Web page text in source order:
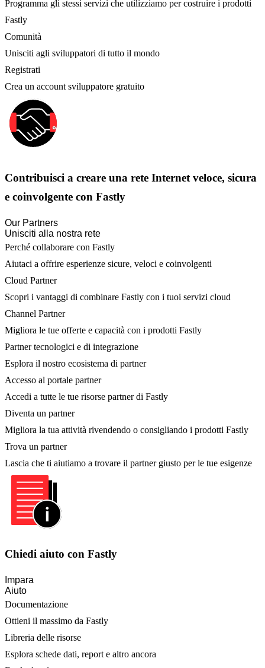
Programma gli stessi servizi che utilizziamo per costruire i prodotti
Fastly
Comunità
Unisciti agli sviluppatori di tutto il mondo
Registrati
Crea un account sviluppatore gratuito
Contribuisci a creare una rete Internet veloce, sicura
e coinvolgente con Fastly
Our Partners
Unisciti alla nostra rete
Perché collaborare con Fastly
Aiutaci a offrire esperienze sicure, veloci e coinvolgenti
Cloud Partner
Scopri i vantaggi di combinare Fastly con i tuoi servizi cloud
Channel Partner
Migliora le tue offerte e capacità con i prodotti Fastly
Partner tecnologici e di integrazione
Esplora il nostro ecosistema di partner
Accesso al portale partner
Accedi a tutte le tue risorse partner di Fastly
Diventa un partner
Migliora la tua attività rivendendo o consigliando i prodotti Fastly
Trova un partner
Lascia che ti aiutiamo a trovare il partner giusto per le tue esigenze
Chiedi aiuto con Fastly
Impara
Aiuto
Documentazione
Ottieni il massimo da Fastly
Libreria delle risorse
Esplora schede dati, report e altro ancora